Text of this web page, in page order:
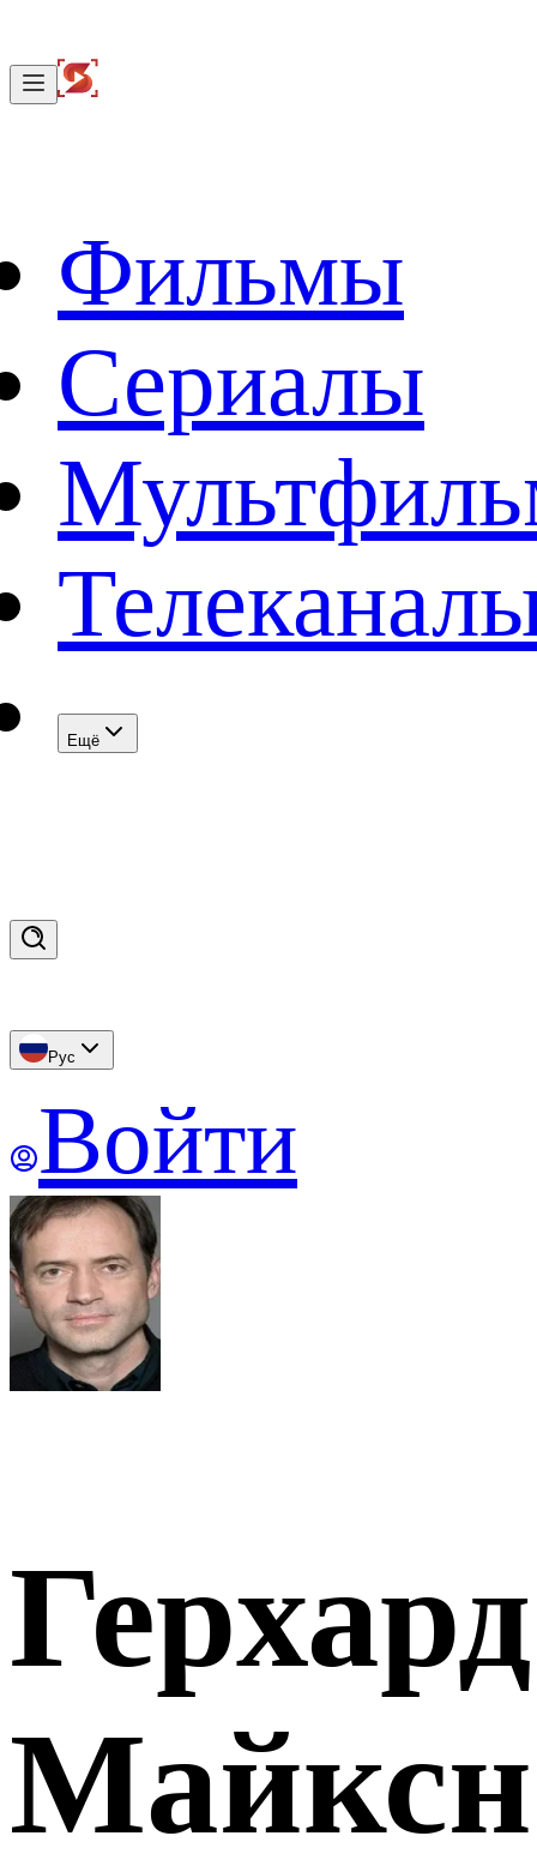
Фильмы
Сериалы
Eщё
Рус
Войти
Герхард